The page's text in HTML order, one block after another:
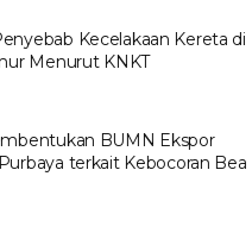
Kecelakaan Kereta di
Menurut KNKT
BUMN Ekspor
terkait Kebocoran Bea